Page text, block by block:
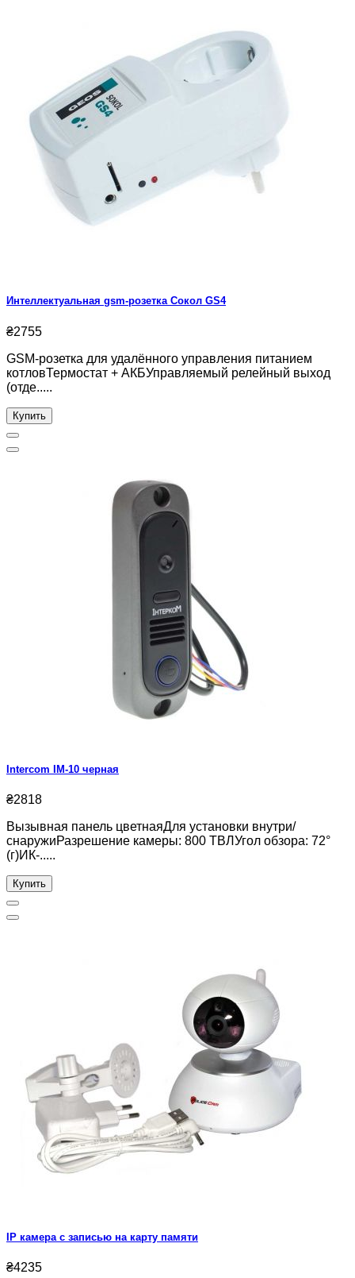
Интеллектуальная gsm-розетка Сокол GS4
₴2755
GSM-розетка для удалённого управления питанием
котловТермостат + АКБУправляемый релейный выход
(отде.....
Купить
Intercom IM-10 черная
₴2818
Вызывная панель цветнаяДля установки внутри/
снаружиРазрешение камеры: 800 ТВЛУгол обзора: 72°
(г)ИК-.....
Купить
IP камера с записью на карту памяти
₴4235